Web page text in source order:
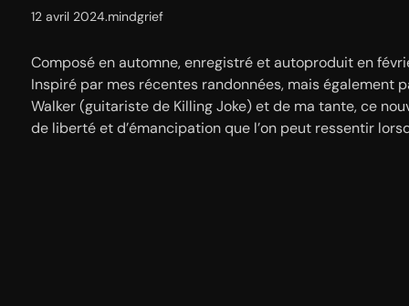
12 avril 2024.mindgrief
Composé en automne, enregistré et autoproduit en
Inspiré par mes récentes randonnées, mais également
Walker (guitariste de Killing Joke) et de ma tante, ce
de liberté et d’émancipation que l’on peut ressentir